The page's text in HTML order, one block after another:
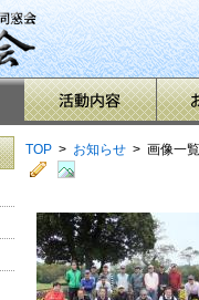
TOP > お知らせ > 画像一覧